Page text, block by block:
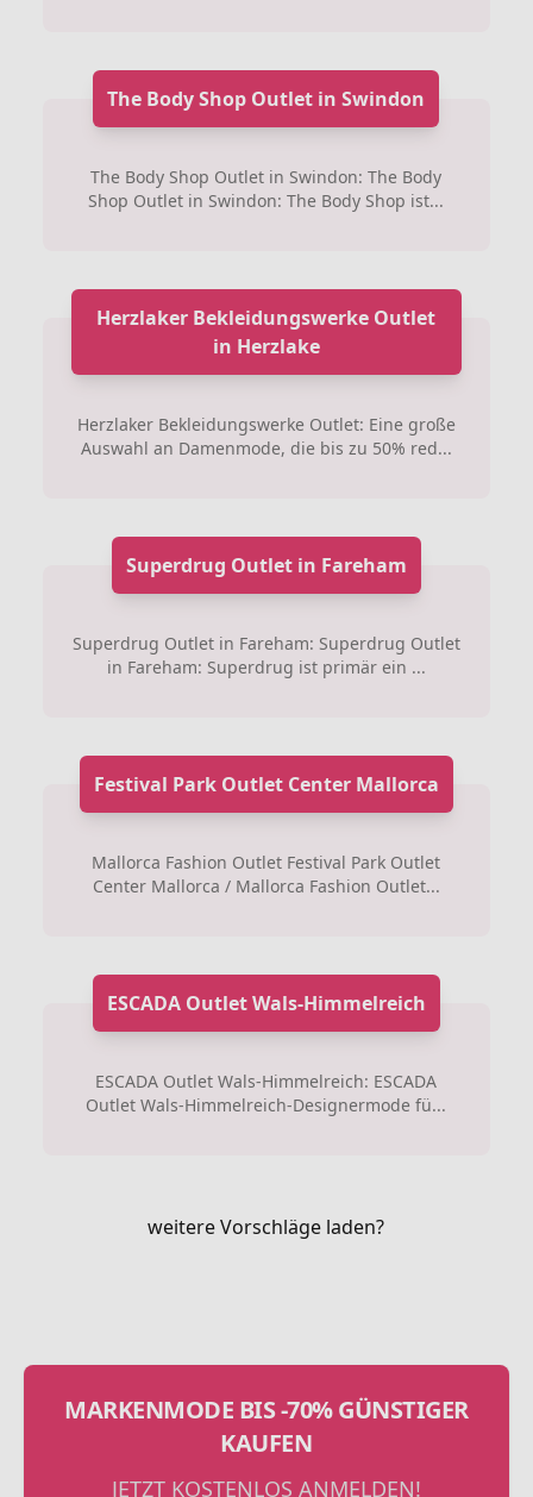
The Body Shop Outlet in Swindon
The Body Shop Outlet in Swindon: The Body
Shop Outlet in Swindon: The Body Shop ist...
Herzlaker Bekleidungswerke Outlet
in Herzlake
Herzlaker Bekleidungswerke Outlet: Eine große
Auswahl an Damenmode, die bis zu 50% red...
Superdrug Outlet in Fareham
Superdrug Outlet in Fareham: Superdrug Outlet
in Fareham: Superdrug ist primär ein ...
Festival Park Outlet Center Mallorca
Mallorca Fashion Outlet Festival Park Outlet
Center Mallorca / Mallorca Fashion Outlet...
ESCADA Outlet Wals-Himmelreich
ESCADA Outlet Wals-Himmelreich: ESCADA
Outlet Wals-Himmelreich-Designermode fü...
weitere Vorschläge laden?
MARKENMODE BIS -70% GÜNSTIGER
KAUFEN
JETZT KOSTENLOS ANMELDEN!